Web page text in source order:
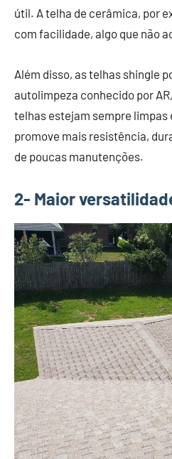
útil. A telha de cerâmica, por
com facilidade, algo que não
Além disso, as telhas shingle
autolimpeza conhecido por
telhas estejam sempre limpas
promove mais resistência,
de poucas manutenções.
2- Maior